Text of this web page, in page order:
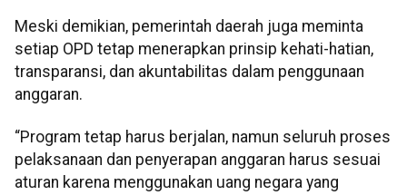
Meski demikian, pemerintah daerah juga meminta
setiap OPD tetap menerapkan prinsip kehati-hatian,
transparansi, dan akuntabilitas dalam penggunaan
anggaran.
“Program tetap harus berjalan, namun seluruh proses
pelaksanaan dan penyerapan anggaran harus sesuai
aturan karena menggunakan uang negara yang